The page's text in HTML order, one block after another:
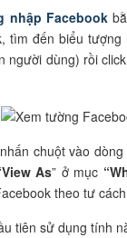
nhập Facebook
tìm đến biểu
người dùng) rồi
chuột vào
As” ở mục
theo tư
tiên sử dụng tính